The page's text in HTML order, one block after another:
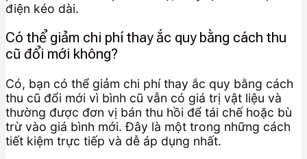
điện kéo dài.
Có thể giảm chi phí thay ắc quy bằng cách thu
cũ đổi mới không?
Có, bạn có thể giảm chi phí thay ắc quy bằng cách
thu cũ đổi mới vì bình cũ vẫn có giá trị vật liệu và
thường được đơn vị bán thu hồi để tái chế hoặc bù
trừ vào giá bình mới. Đây là một trong những cách
tiết kiệm trực tiếp và dễ áp dụng nhất.